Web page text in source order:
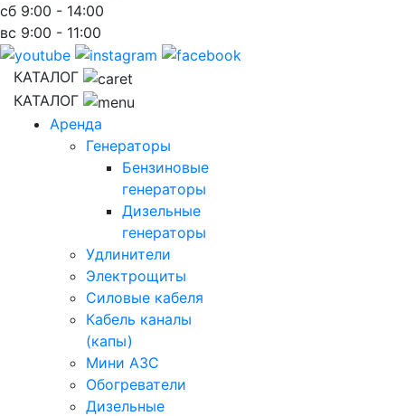
сб 9:00 - 14:00
вс 9:00 - 11:00
КАТАЛОГ
КАТАЛОГ
Аренда
Генераторы
Бензиновые
генераторы
Дизельные
генераторы
Удлинители
Электрощиты
Силовые кабеля
Кабель каналы
(капы)
Мини АЗС
Обогреватели
Дизельные